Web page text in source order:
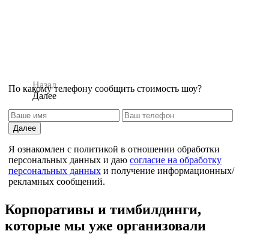
Назад
Далее
По какому телефону сообщить стоимость шоу?
Далее
Я ознакомлен с политикой в отношении обработки
персональных данных и даю согласие на обработку
персональных данных и получение информационных/
рекламных сообщений.
Корпоративы и тимбилдинги,
которые мы уже организовали